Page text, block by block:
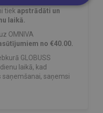
tiek apstrādāti un
laikā.
uz OMNIVA
no €40.00.
GLOBUSS
laikā, kad
saņemsi